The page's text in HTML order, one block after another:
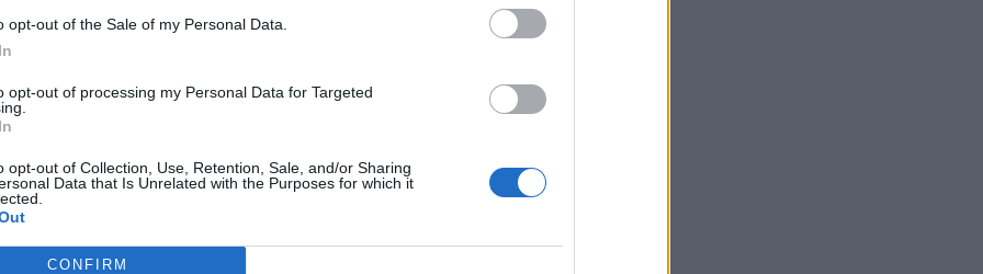
opt-out of the Sale of my Personal Data.
opt-out of processing my Personal Data for Targeted
opt-out of Collection, Use, Retention, Sale, and/or Sharing
Data that Is Unrelated with the Purposes for which it
CONFIRM
ερμηνεύσουν ο Δημήτρης Μπάσης, η Σοφία Μανουσάκη